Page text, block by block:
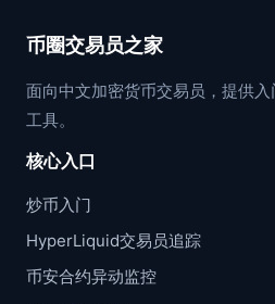
币圈交易员之家
面向中文加密货币交易员，提供
工具。
核心入口
炒币入门
HyperLiquid交易员追踪
币安合约异动监控